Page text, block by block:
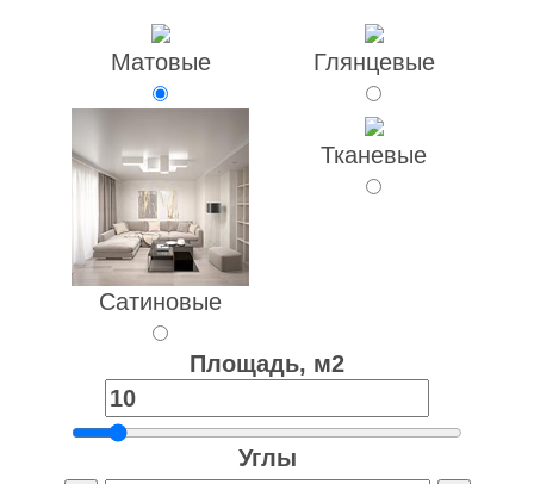
Матовые Глянцевые
Сатиновые
Тканевые
Площадь, м2
Углы